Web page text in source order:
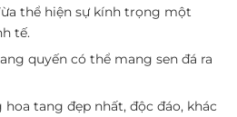
thể hiện sự kính trọng một
tế.
quyến có thể mang sen đá ra
tang đẹp nhất, độc đáo, khác